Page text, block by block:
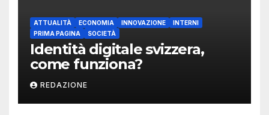
ATTUALITÀ ECONOMIA INNOVAZIONE
INTERNI
PRIMA PAGINA
SOCIETÀ
Identità digitale svizzera,
come funziona?
REDAZIONE